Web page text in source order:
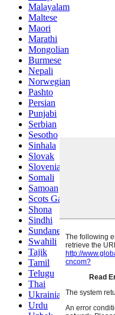
Malayalam
Maltese
Maori
Marathi
Mongolian
Burmese
Nepali
Norwegian
Pashto
Persian
Punjabi
Serbian
Sesotho
Sinhala
Slovak
Slovenian
Somali
Samoan
Scots Gaelic
Shona
Sindhi
Sundanese
Swahili
Tajik
Tamil
Telugu
Thai
Ukrainian
Urdu